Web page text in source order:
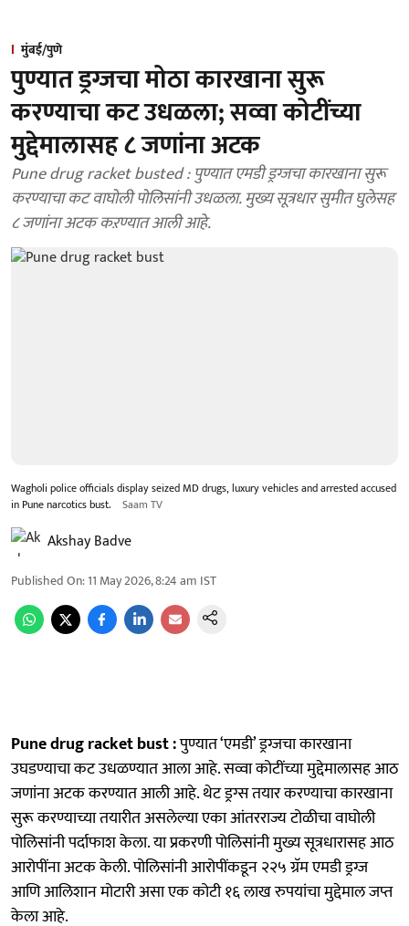
मुंबई/पुणे
पुण्यात ड्रग्जचा मोठा कारखाना सुरू
करण्याचा कट उधळला; सव्वा कोटींच्या
मुद्देमालासह ८ जणांना अटक
Pune drug racket busted : पुण्यात एमडी ड्रग्जचा कारखाना सुरू
करण्याचा कट वाघोली पोलिसांनी उधळला. मुख्य सूत्रधार सुमीत घुलेसह
८ जणांना अटक कऱण्यात आली आहे.
Wagholi police officials display seized MD drugs, luxury vehicles and arrested accused
in Pune narcotics bust.
Saam TV
Akshay Badve
Published On:11 May 2026, 8:24 am IST
Pune drug racket bust :पुण्यात ‘एमडी’ ड्रग्जचा कारखाना
उघडण्याचा कट उधळण्यात आला आहे. सव्वा कोटींच्या मुद्देमालासह आठ
जणांना अटक करण्यात आली आहे. थेट ड्रग्स तयार करण्याचा कारखाना
सुरू करण्याच्या तयारीत असलेल्या एका आंतरराज्य टोळीचा वाघोली
पोलिसांनी पर्दाफाश केला. या प्रकरणी पोलिसांनी मुख्य सूत्रधारासह आठ
आरोपींना अटक केली. पोलिसांनी आरोपींकडून २२५ ग्रॅम एमडी ड्रग्ज
आणि आलिशान मोटारी असा एक कोटी १६ लाख रुपयांचा मुद्देमाल जप्त
केला आहे.